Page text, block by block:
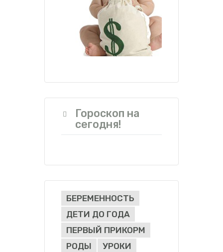
Гороскоп на
сегодня!
БЕРЕМЕННОСТЬ
ДЕТИ ДО ГОДА
ПЕРВЫЙ ПРИКОРМ
РОДЫ
УРОКИ